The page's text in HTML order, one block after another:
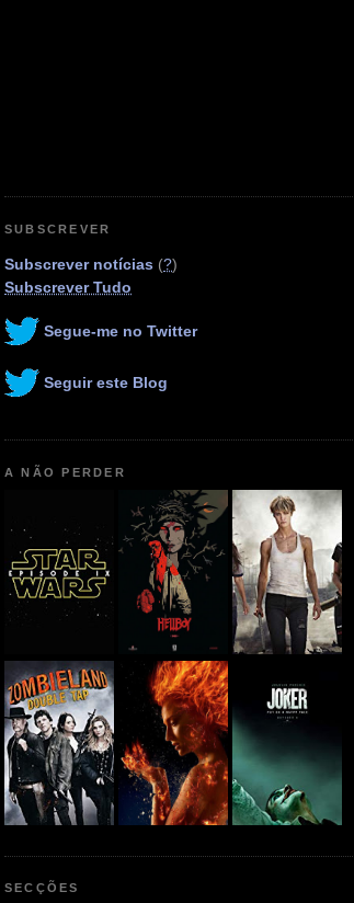
SUBSCREVER
Subscrever notícias (?)
Subscrever Tudo
Segue-me no Twitter
Seguir este Blog
A NÃO PERDER
SECÇÕES